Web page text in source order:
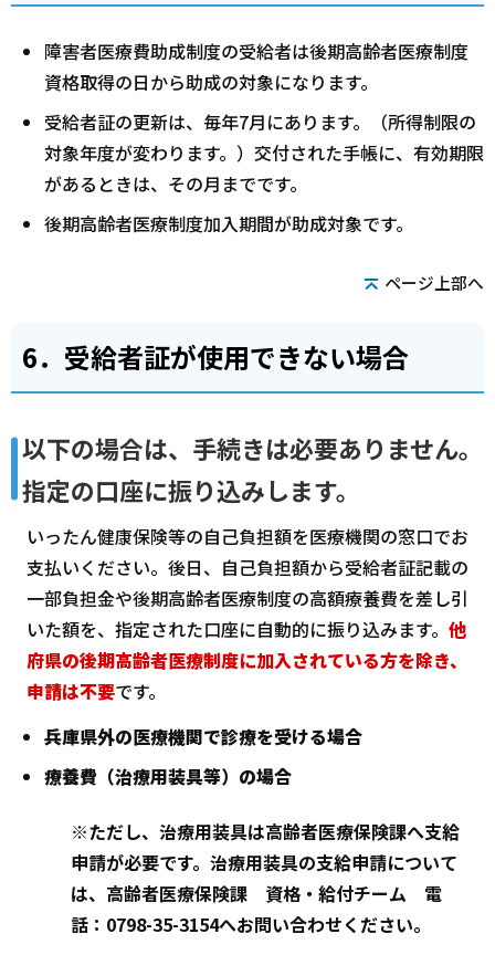
障害者医療費助成制度の受給者は後期高齢者医療制度
資格取得の日から助成の対象になります。
受給者証の更新は、毎年7月にあります。（所得制限の
対象年度が変わります。）交付された手帳に、有効期限
があるときは、その月までです。
後期高齢者医療制度加入期間が助成対象です。
ページ上部へ
6．受給者証が使用できない場合
以下の場合は、手続きは必要ありません。
指定の口座に振り込みします。
いったん健康保険等の自己負担額を医療機関の窓口でお
支払いください。後日、自己負担額から受給者証記載の
一部負担金や後期高齢者医療制度の高額療養費を差し引
いた額を、指定された口座に自動的に振り込みます。 他
府県の後期高齢者医療制度に加入されている方を除き、
申請は不要です。
兵庫県外の医療機関で診療を受ける場合
療養費（治療用装具等）の場合
※ただし、治療用装具は高齢者医療保険課へ支給
申請が必要です。治療用装具の支給申請について
は、高齢者医療保険課 資格・給付チーム 電
話：0798-35-3154へお問い合わせください。